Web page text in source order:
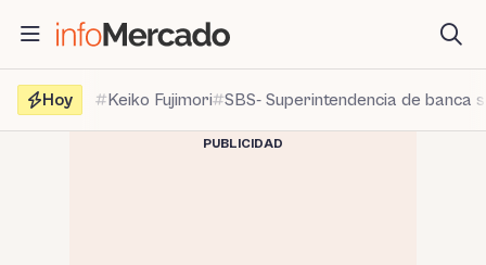
contenido
Hoy
Keiko Fujimori SBS- Superintendencia de banca
PUBLICIDAD